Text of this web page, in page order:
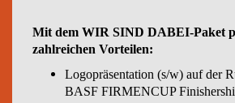
Mit dem WIR SIND DABEI-Paket
zahlreichen Vorteilen:
Logopräsentation (s/w) auf der
BASF FIRMENCUP